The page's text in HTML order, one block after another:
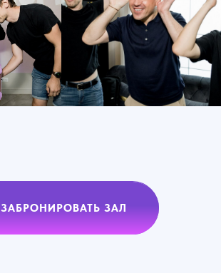
ЗАБРОНИРОВАТЬ ЗАЛ